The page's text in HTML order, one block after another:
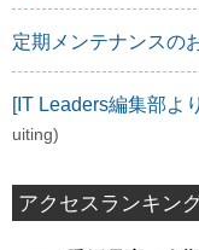
定期メンテナンスの
[IT Leaders編集部よ
uiting)
アクセスランキン